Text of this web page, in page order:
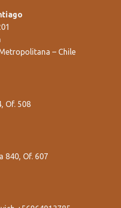
– Chile
Of. 508
840, Of. 607